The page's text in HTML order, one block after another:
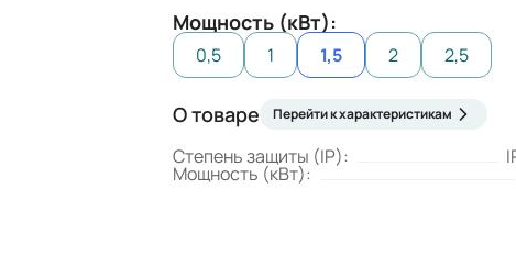
Мощность (кВт):
0,5 1 1,5 2 2,5
О товаре Перейти к характеристикам
Степень защиты (IP):
Мощность (кВт):